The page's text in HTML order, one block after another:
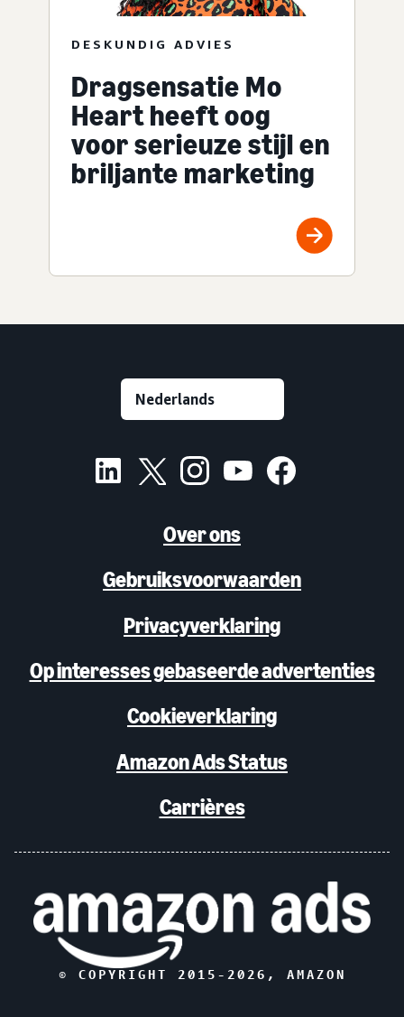
DESKUNDIG ADVIES
Dragsensatie Mo
Heart heeft oog
voor serieuze stijl en
briljante marketing
Over ons
Gebruiksvoorwaarden
Privacyverklaring
Op interesses gebaseerde advertenties
Cookieverklaring
Amazon Ads Status
Carrières
© COPYRIGHT 2015- 2026 , AMAZON